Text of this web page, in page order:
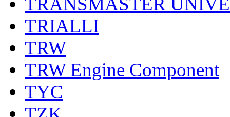
TRIALLI
TRW
TRW Engine Component
TYC